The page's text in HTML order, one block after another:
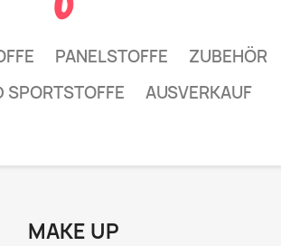
PANELSTOFFE
ZUBEHÖR
SPORTSTOFFE
AUSVERKAUF
MAKE UP